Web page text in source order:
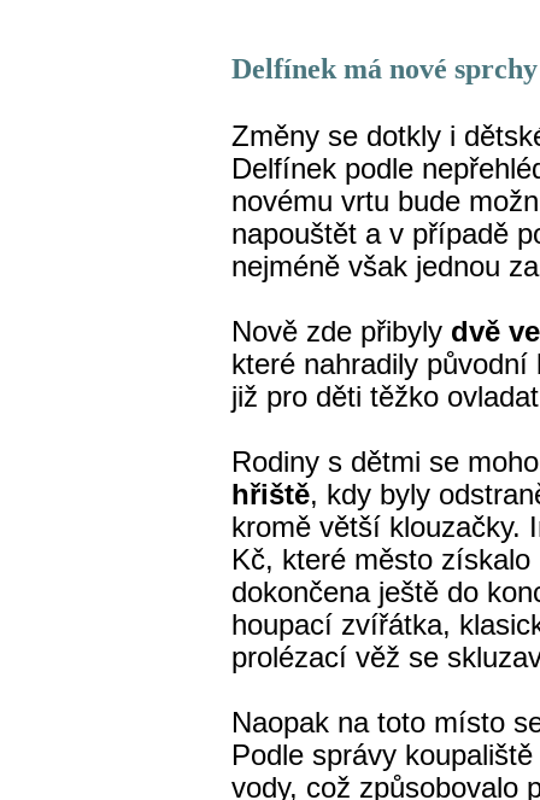
Delfínek má nové
Změny se dotkly i
Delfínek podle
novému vrtu bude
napouštět a v případě
nejméně však jednou
Nově zde přibyly dvě
které nahradily
již pro děti těžko
Rodiny s dětmi se
hřiště, kdy byly
kromě větší klouzačky.
Kč, které město
dokončena ještě do
houpací zvířátka,
prolézací věž se
Naopak na toto místo
Podle správy
vody, což způsobovalo